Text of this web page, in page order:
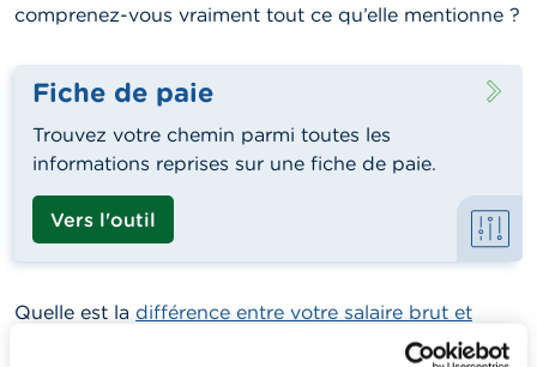
comprenez-vous vraiment tout ce qu’elle mentionne ?
Fiche de paie
Trouvez votre chemin parmi toutes les
informations reprises sur une fiche de paie.
Vers l'outil
Quelle est la différence entre votre salaire brut et
? Comment est-elle calculée ?